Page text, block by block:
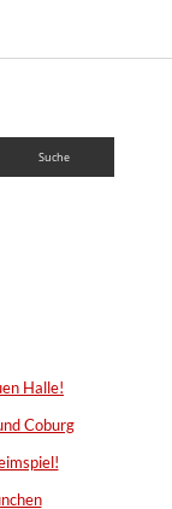
Halle!
Coburg